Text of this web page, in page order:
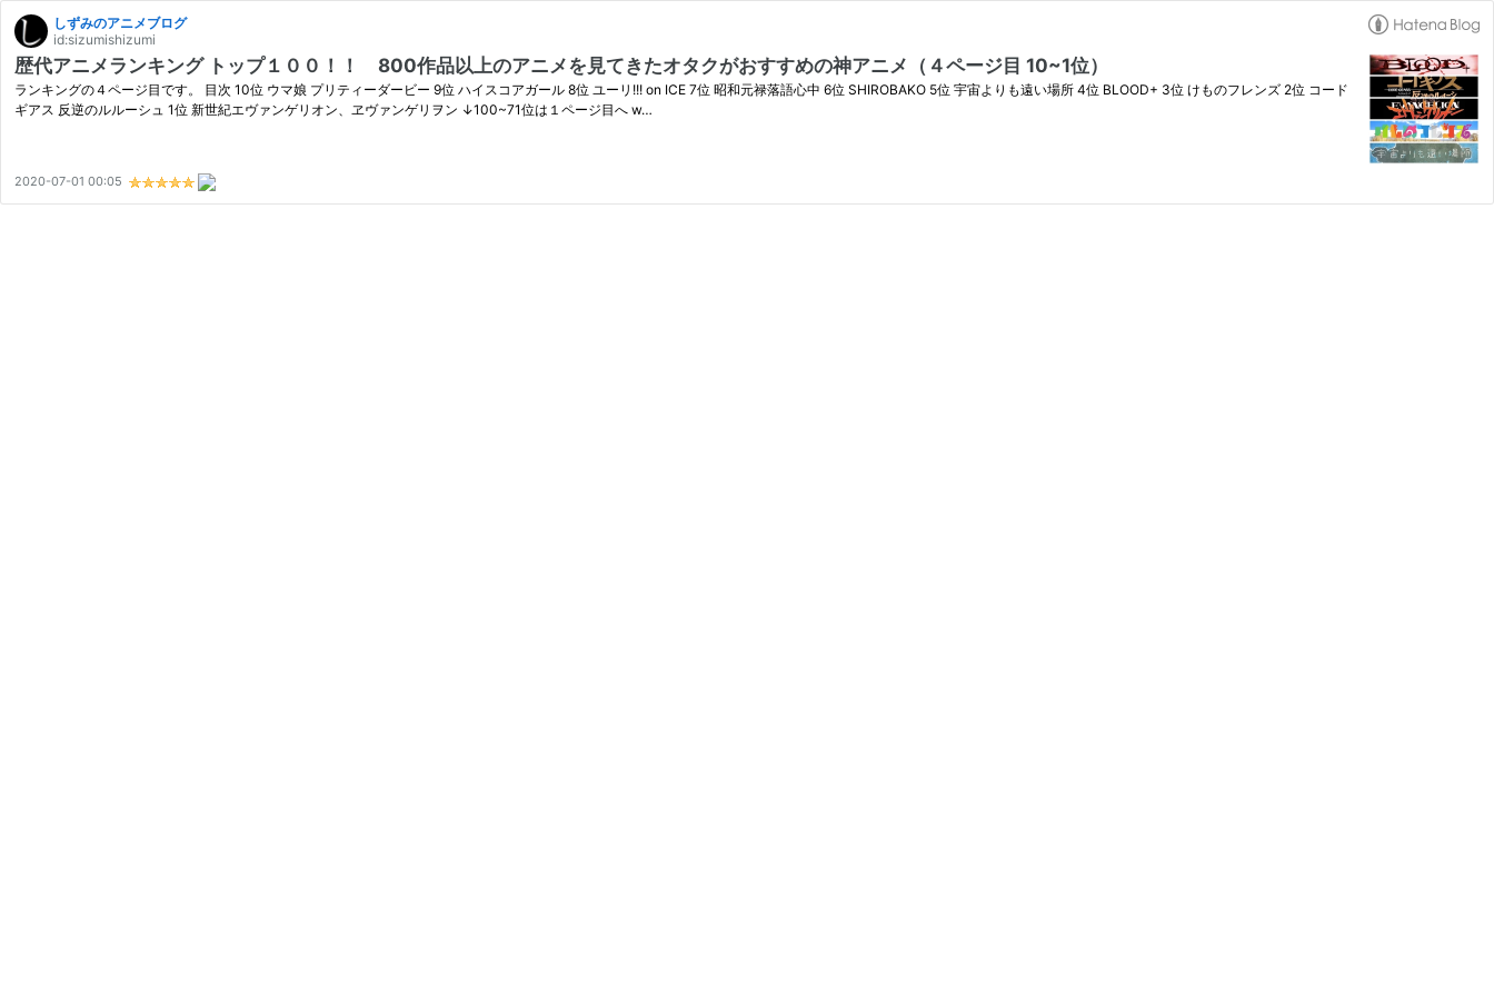
しずみのアニメブログ
id:sizumishizumi
歴代アニメランキング トップ１００！！ 800作品以上のアニメを見てきたオタクがおすすめの神アニメ（４ページ目 10~1位）
ランキングの４ページ目です。 目次 10位 ウマ娘 プリティーダービー 9位 ハイスコアガール 8位 ユーリ!!! on ICE 7位 昭和元禄落語心中 6位 SHIROBAKO 5位 宇宙よりも遠い場所 4位 BLOOD+ 3位 けものフレンズ 2位 コード
ギアス 反逆のルルーシュ 1位 新世紀エヴァンゲリオン、ヱヴァンゲリヲン ↓100~71位は１ページ目へ w…
2020-07-01 00:05